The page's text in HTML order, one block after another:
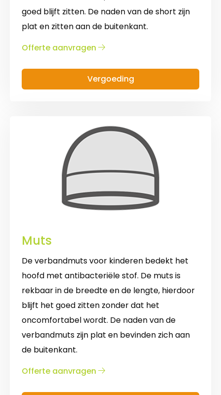
goed blijft zitten. De naden van de short zijn
plat en zitten aan de buitenkant.
Offerte aanvragen over
Vergoeding
Muts
De verbandmuts voor kinderen bedekt het
hoofd met antibacteriële stof. De muts is
rekbaar in de breedte en de lengte, hierdoor
blijft het goed zitten zonder dat het
oncomfortabel wordt. De naden van de
verbandmuts zijn plat en bevinden zich aan
de buitenkant.
Offerte aanvragen over